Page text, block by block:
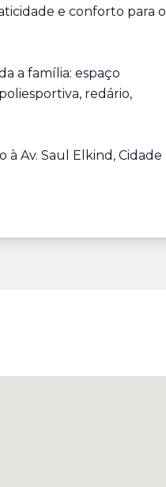
e conforto para o
a família: espaço
redário,
à Av. Saul Elkind, Cidade